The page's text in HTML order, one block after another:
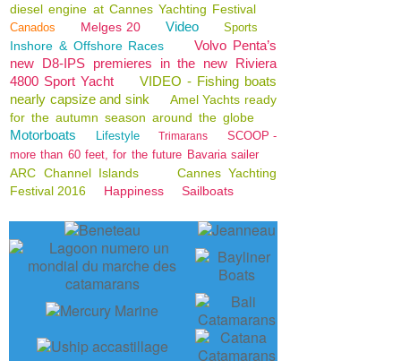
diesel engine at Cannes Yachting Festival
Canados Melges 20 Video Sports
Inshore & Offshore Races
Volvo Penta’s
new D8-IPS premieres in the new Riviera
4800 Sport Yacht
VIDEO - Fishing boats
nearly capsize and sink
Amel Yachts ready
for the autumn season around the globe
Motorboats Lifestyle Trimarans
SCOOP -
more than 60 feet, for the future Bavaria sailer
ARC Channel Islands
Cannes Yachting
Festival 2016
Happiness Sailboats